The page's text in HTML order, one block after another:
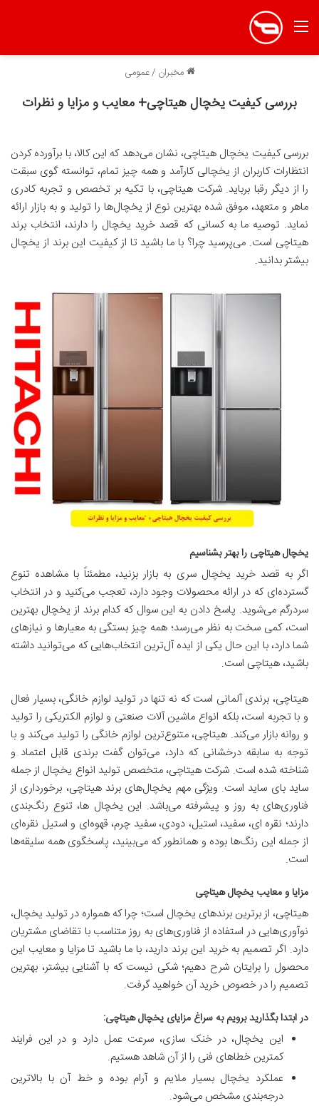
منو
مخبران /عمومی
بررسی کیفیت یخچال هیتاچی+ معایب و مزایا و نظرات
بررسی کیفیت یخچال هیتاچی، نشان می‌دهد که این کالا، با برآورده کردن
انتظارات کاربران از یخچالی کارآمد و همه چیز تمام، توانسته گوی سبقت
را از دیگر رقبا برباید. شرکت هیتاچی، با تکیه بر تخصص و تجربه کادری
ماهر و متعهد، موفق شده بهترین نوع از یخچال‌ها را تولید و به بازار ارائه
نماید. توصیه ما به کسانی که قصد خرید یخچال را دارند، انتخاب برند
هیتاچی است. می‌پرسید چرا؟ با ما باشید تا از کیفیت این برند از یخچال
بیشتر بدانید.
یخچال هیتاچی را بهتر بشناسیم
اگر به قصد خرید یخچال سری به بازار بزنید، مطمئناً با مشاهده تنوع
گسترده‌ای که در ارائه محصولات وجود دارد، تعجب می‌کنید و در انتخاب
سردرگم می‌شوید. پاسخ دادن به این سوال که کدام برند از یخچال بهترین
است، کمی سخت به نظر می‌رسد؛ همه چیز بستگی به معیارها و نیازهای
شما دارد، با این حال یکی از ایده آل‌ترین انتخاب‌هایی که می‌توانید داشته
باشید، هیتاچی است.
هیتاچی، برندی آلمانی است که نه تنها در تولید لوازم خانگی، بسیار فعال
و با تجربه است، بلکه انواع ماشین آلات صنعتی و لوازم الکتریکی را تولید
و روانه بازار می‌کند. هیتاچی، متنوع‌ترین لوازم خانگی را تولید می‌کند و با
توجه به سابقه درخشانی که دارد، می‌توان گفت برندی قابل اعتماد و
شناخته شده است. شرکت هیتاچی، متخصص تولید انواع یخچال از جمله
ساید بای ساید است. ویژگی مهم یخچال‌های برند هیتاچی، برخورداری از
فناوری‌های به روز و پیشرفته می‌باشد. این یخچال ها، تنوع رنگ‌بندی
دارند؛ نقره ای، سفید، استیل، دودی، سفید چرم، قهوه‌ای و استیل نقره‌ای
از جمله این رنگ‌ها بوده و همانطور که می‌بینید، پاسخگوی همه سلیقه‌ها
است.
مزایا و معایب یخچال هیتاچی
هیتاچی، از برترین برندهای یخچال است؛ چرا که همواره در تولید یخچال،
نوآوری‌هایی در استفاده از فناوری‌های به روز متناسب با تقاضای مشتریان
دارد. اگر تصمیم به خرید این برند دارید، با ما باشید تا مزایا و معایب این
محصول را برایتان شرح دهیم؛ شکی نیست که با آشنایی بیشتر، بهترین
تصمیم را در خصوص خرید آن خواهید گرفت.
در ابتدا بگذارید برویم به سراغ مزایای یخچال هیتاچی:
این یخچال، در خنک سازی، سرعت عمل دارد و در این فرایند
کمترین خطاهای فنی را از آن شاهد هستیم.
عملکرد یخچال بسیار ملایم و آرام بوده و خط آن با بالاترین
درجه‌بندی مشخص می‌شود.